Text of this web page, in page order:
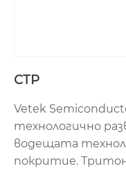
СТР
Vetek
технологично
водещата
покритие.